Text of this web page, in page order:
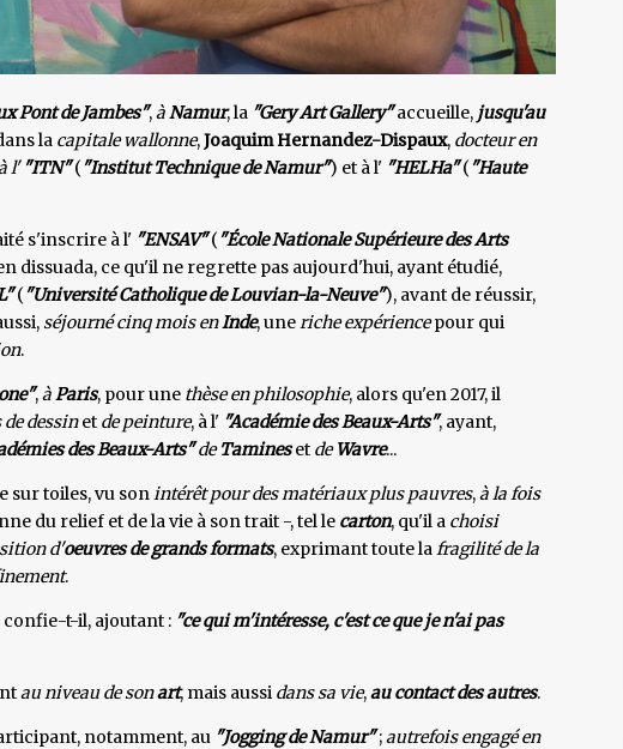
Pont de Jambes",àNamur, la "Gery Art Gallery"accueille, jusqu'au
la capitale wallonne,Joaquim Hernandez-Dispaux, docteur en
l'"ITN" ( "Institut Technique de Namur") et à l' "HELHa"( "Haute
s'inscrire à l' "ENSAV"( "École Nationale Supérieure des Arts
dissuada, ce qu'il ne regrette pas aujourd'hui, ayant étudié,
( "Université Catholique de Louvian-la-Neuve"), avant de réussir,
séjourné cinq mois enInde, uneriche expériencepour qui
.
,àParis, pour une thèse en philosophie, alors qu'en 2017, il
de dessinet de peinture, à l' "Académie des Beaux-Arts", ayant,
des Beaux-Arts"deTamineset deWavre...
sur toiles, vu sonintérêt pour des matériaux plus pauvres,à la fois
du relief et de la vie à son trait -, tel le carton, qu'il a choisi
d'oeuvres de grands formats, exprimant toute lafragilité de la
.
confie-t-il, ajoutant : "ce qui m'intéresse, c'est ce que je n'ai pas
au niveau de sonart, mais aussi dans sa vie,au contact des autres.
notamment, au "Jogging de Namur";autrefois engagé en